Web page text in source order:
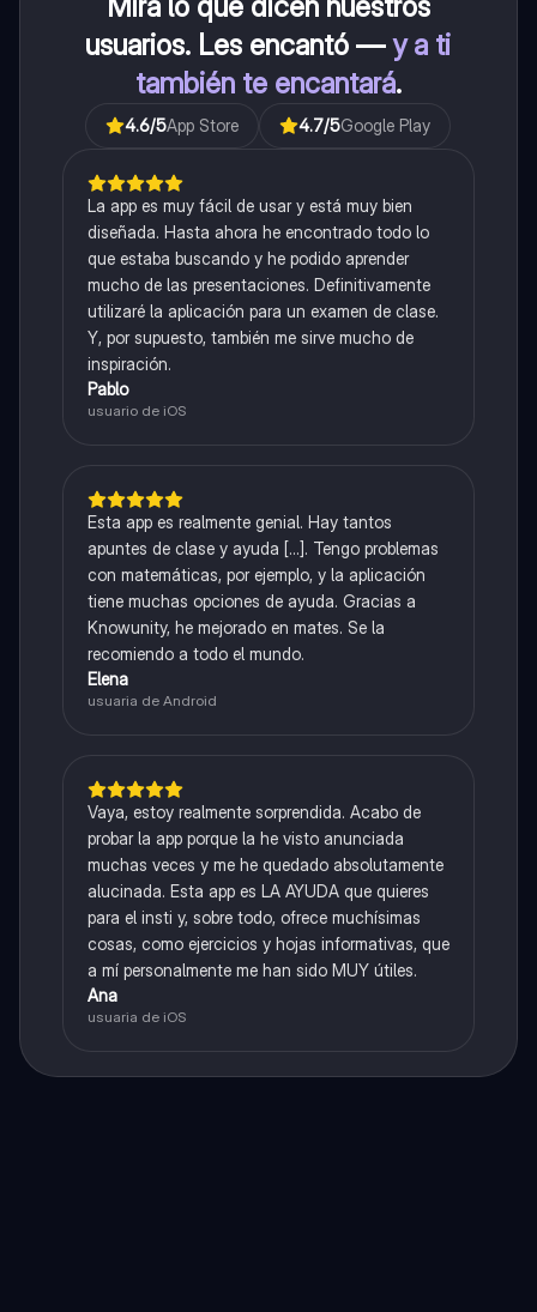
usuarios. Les encantó —y a ti
también te encantará.
4.6/5App Store 4.7/5Google Play
La app es muy fácil de usar y está muy bien
diseñada. Hasta ahora he encontrado todo lo
que estaba buscando y he podido aprender
mucho de las presentaciones. Definitivamente
utilizaré la aplicación para un examen de clase.
Y, por supuesto, también me sirve mucho de
inspiración.
Pablo
usuario de iOS
Esta app es realmente genial. Hay tantos
apuntes de clase y ayuda [...]. Tengo problemas
con matemáticas, por ejemplo, y la aplicación
tiene muchas opciones de ayuda. Gracias a
Knowunity, he mejorado en mates. Se la
recomiendo a todo el mundo.
Elena
usuaria de Android
Vaya, estoy realmente sorprendida. Acabo de
probar la app porque la he visto anunciada
muchas veces y me he quedado absolutamente
alucinada. Esta app es LA AYUDA que quieres
para el insti y, sobre todo, ofrece muchísimas
cosas, como ejercicios y hojas informativas, que
a mí personalmente me han sido MUY útiles.
Ana
usuaria de iOS